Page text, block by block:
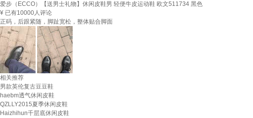
爱步（ECCO）【送男士礼物】休闲皮鞋男 轻便牛皮运动鞋 欧文511734 黑色
¥ 已有10000人评论
正码，后跟紧随，脚趾宽松，整体贴合脚面
相关推荐
男款英伦复古豆豆鞋
haebm透气休闲皮鞋
QZLLY2015夏季休闲皮鞋
Haizhihun千层底休闲皮鞋